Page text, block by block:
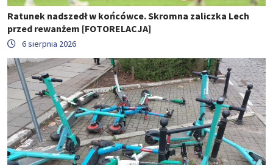
Ratunek nadszedł w końcówce. Skromna zaliczka Lech
przed rewanżem [FOTORELACJA]
6 sierpnia 2026